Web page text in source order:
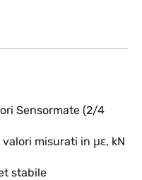
Sensormate (2/4
misurati in με, kN
stabile